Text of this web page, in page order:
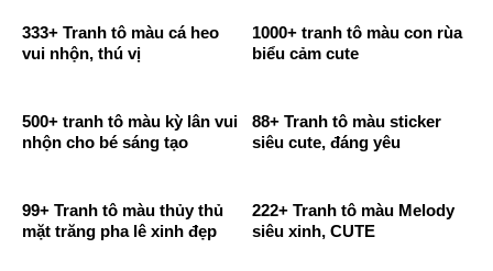
333+ Tranh tô màu cá heo
vui nhộn, thú vị
1000+ tranh tô màu con rùa
biểu cảm cute
500+ tranh tô màu kỳ lân vui
nhộn cho bé sáng tạo
88+ Tranh tô màu sticker
siêu cute, đáng yêu
99+ Tranh tô màu thủy thủ
mặt trăng pha lê xinh đẹp
222+ Tranh tô màu Melody
siêu xinh, CUTE